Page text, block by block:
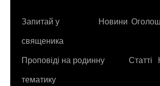
контенту
Запитай у
священика
Новини
Проповіді на родинну
тематику
Статті